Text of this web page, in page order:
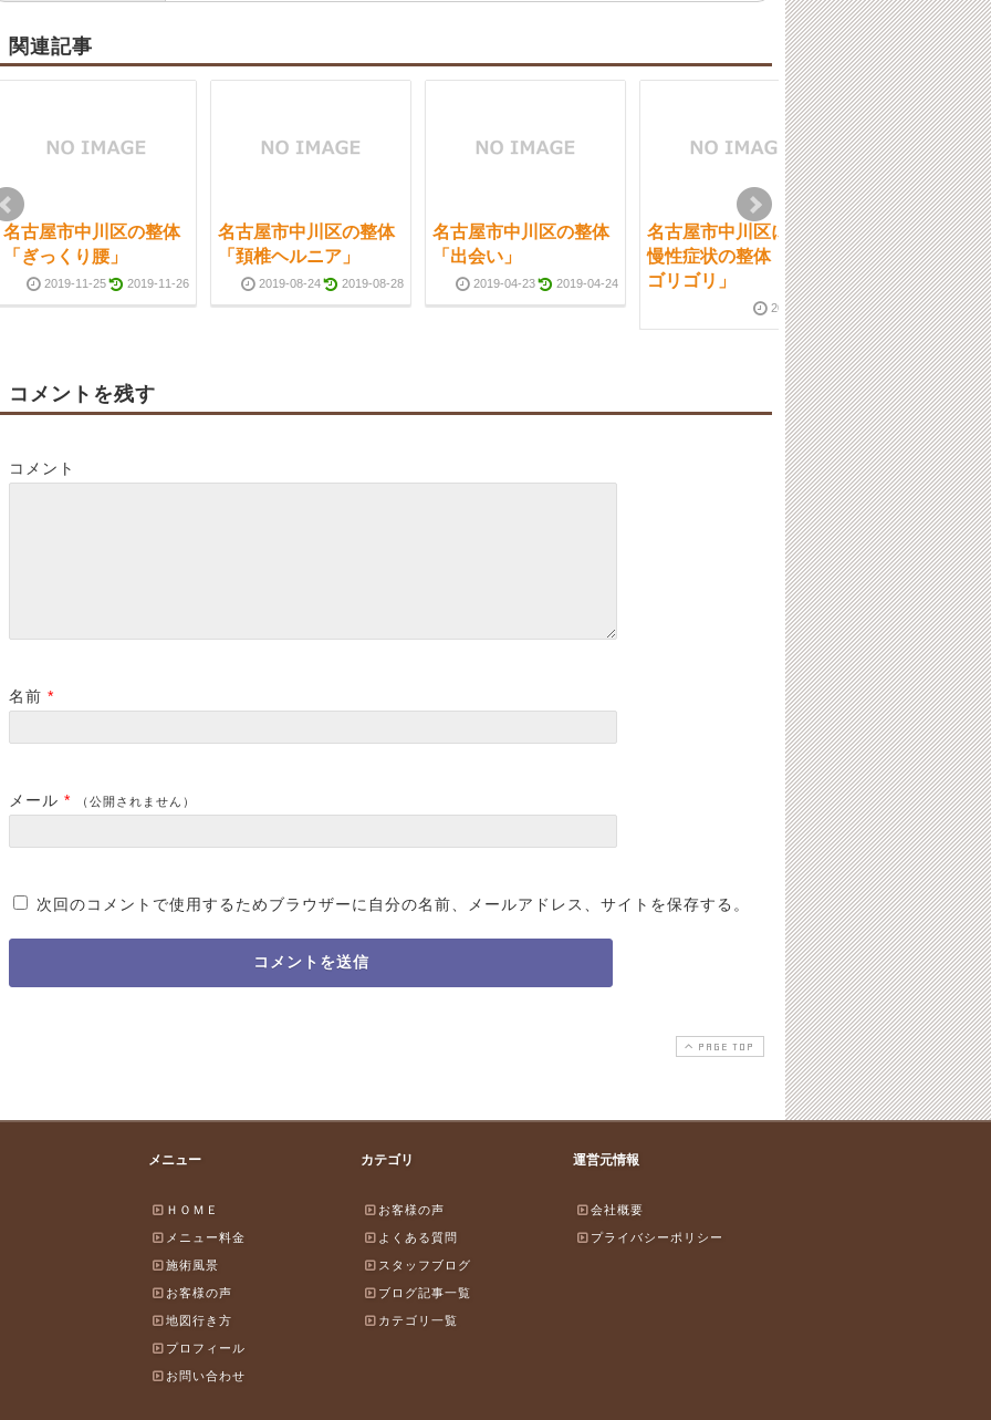
関連記事
名古屋市中川区の整体
「ぎっくり腰」
2019-11-25 2019-11-26
名古屋市中川区の整体
「頚椎ヘルニア」
2019-08-24 2019-08-28
名古屋市中川区の整体
「出会い」
2019-04-23 2019-04-24
名古屋市中川区にある
慢性症状の整体「骨が
ゴリゴリ」
2021-11-27
名古屋市中川区
「見えない世界
2019-05-06
コメントを残す
コメント
名前 *
メール * （公開されません）
次回のコメントで使用するためブラウザーに自分の名前、メールアドレス、サイトを保存する。
PAGE TOP
メニュー
ＨＯＭＥ
メニュー料金
施術風景
お客様の声
地図行き方
プロフィール
お問い合わせ
カテゴリ
お客様の声
よくある質問
スタッフブログ
ブログ記事一覧
カテゴリ一覧
運営元情報
会社概要
プライバシーポリシー